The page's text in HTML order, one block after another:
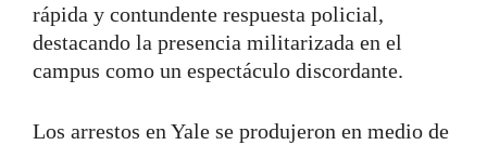
rápida y contundente respuesta policial,
destacando la presencia militarizada en el
campus como un espectáculo discordante.
Los arrestos en Yale se produjeron en medio de